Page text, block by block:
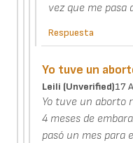
vez que me pasa
Respuesta
Yo tuve un
Leili (unverified)17
Yo tuve un aborto
4 meses de
pasó un mes para